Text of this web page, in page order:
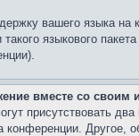
вашего языка
языкового
вместе со своим
присутствовать
Другое,